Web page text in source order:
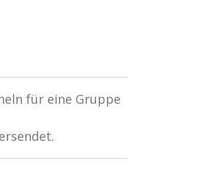
für eine Gruppe